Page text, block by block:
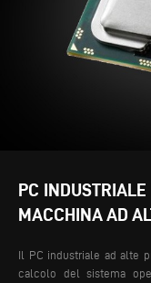
PC
MACCHINA AD
Il PC industriale ad alte
calcolo del sistema